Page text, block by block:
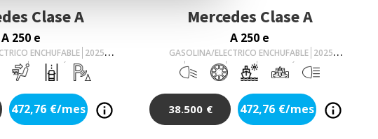
Clase A
A 250 e
ENCHUFABLE 2025
218Cv AUTOMÁTICO
472,76 €/mes
Mercedes Clase A
A 250 e
GASOLINA/ELECTRICO ENCHUFABLE 2025
8.379
Km 218Cv AUTOMÁTICO
38.500 € 472,76 €/mes